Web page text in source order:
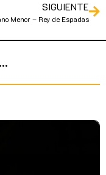
SIGUIENTE
Menor – Rey de Espadas